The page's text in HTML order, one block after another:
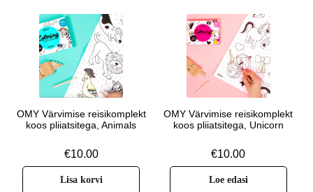
OMY Värvimise reisikomplekt
koos pliiatsitega, Animals
€10.00
Lisa korvi
OMY Värvimise reisikomplekt
koos pliiatsitega, Unicorn
€10.00
Loe edasi